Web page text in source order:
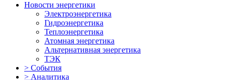
Новости энергетики
Электроэнергетика
Гидроэнергетика
Теплоэнергетика
Атомная энергетика
Альтернативная энергетика
ТЭК
> События
> Аналитика